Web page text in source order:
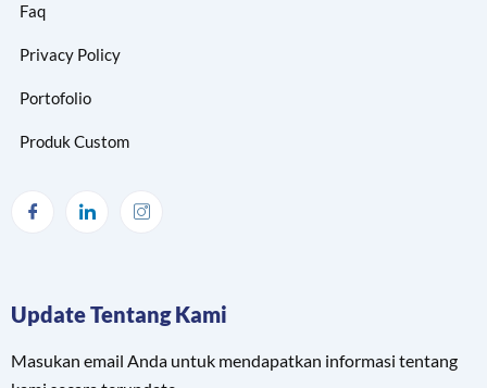
Faq
Privacy Policy
Portofolio
Produk Custom
Update Tentang Kami
Masukan email Anda untuk mendapatkan informasi tentang